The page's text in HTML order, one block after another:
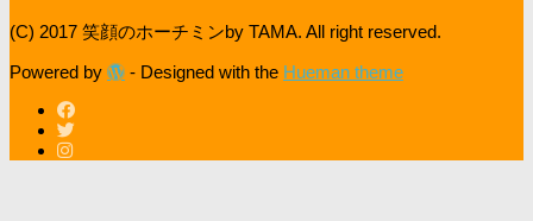
(C) 2017 笑顔のホーチミンby TAMA. All right reserved.
Powered by - Designed with the Hueman theme